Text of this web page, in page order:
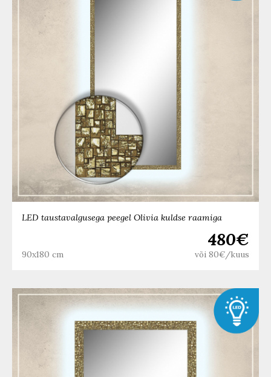
LED taustavalgusega peegel Olivia kuldse raamiga
480€
90x180 cm või 80€/kuus